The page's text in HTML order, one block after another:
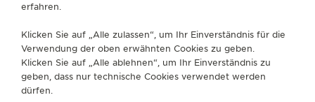
DEN NEWSLETTER ABONNIEREN
erfahren.
Klicken Sie auf „Alle zulassen“, um Ihr Einverständnis für die
Verwendung der oben erwähnten Cookies zu geben.
Klicken Sie auf „Alle ablehnen“, um Ihr Einverständnis zu
geben, dass nur technische Cookies verwendet werden
dürfen.